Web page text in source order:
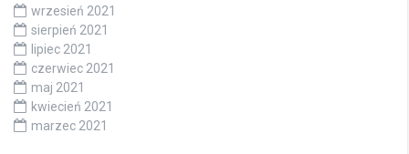
wrzesień 2021
sierpień 2021
lipiec 2021
czerwiec 2021
maj 2021
kwiecień 2021
marzec 2021